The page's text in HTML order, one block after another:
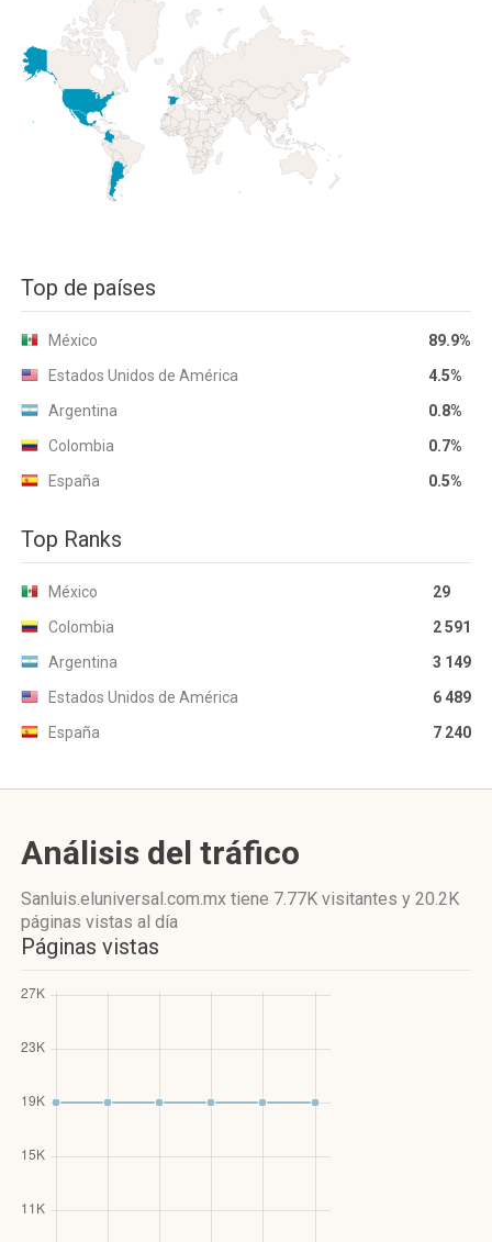
Top de países
México
89.9%
Estados Unidos de América
4.5%
Argentina
0.8%
Colombia
0.7%
España
0.5%
Top Ranks
México
29
Colombia
2 591
Argentina
3 149
Estados Unidos de América
6 489
España
7 240
Análisis del tráfico
Sanluis.eluniversal.com.mx tiene 7.77K visitantes y 20.2K
páginas vistas al día
Páginas vistas